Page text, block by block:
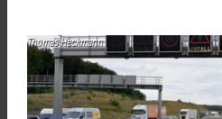
Thomas Heckmann